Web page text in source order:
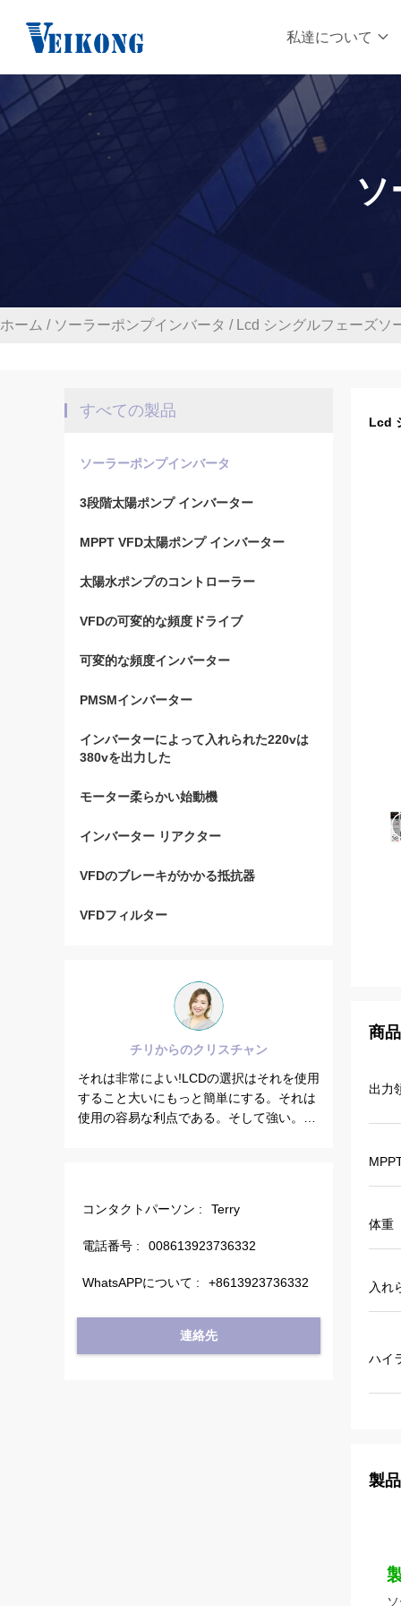
私達について
ソ
ホーム / ソーラーポンプインバータ / Lcd シングルフェーズソ
すべての製品
ソーラーポンプインバータ
3段階太陽ポンプ インバーター
MPPT VFD太陽ポンプ インバーター
太陽水ポンプのコントローラー
VFDの可変的な頻度ドライブ
可変的な頻度インバーター
PMSMインバーター
インバーターによって入れられた220vは
380vを出力した
モーター柔らかい始動機
インバーター リアクター
VFDのブレーキがかかる抵抗器
VFDフィルター
チリからのクリスチャン
非常によい!LCDの選択はそれを使用
と大いにもっと簡単にする。それは
容易な利点である。そして強い。す
VEIKONG VFD500の出力頻
しているとき安定している
は他がのそういうわけでよ
より高いよりより少しであ
コンタクトパーソン :
Terry
電話番号 : 008613923736332
WhatsAPPについて : +8613923736332
連絡先
Lcd
商
出力
体重
入れ
ハイ
製